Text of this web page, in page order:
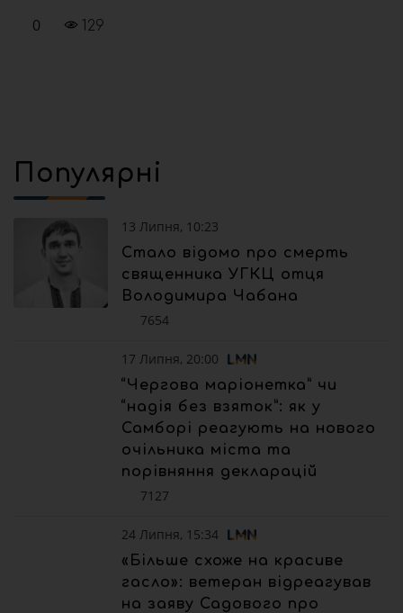
0 129
Популярні
13 Липня, 10:23
Стало відомо про смерть
священника УГКЦ отця
Володимира Чабана
7654
17 Липня, 20:00
“Чергова маріонетка” чи
“надія без взяток”: як у
Самборі реагують на нового
очільника міста та
порівняння декларацій
7127
24 Липня, 15:34
«Більше схоже на красиве
гасло»: ветеран відреагував
на заяву Садового про